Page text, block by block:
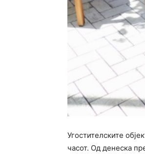
Угостителските
часот. Од денеска